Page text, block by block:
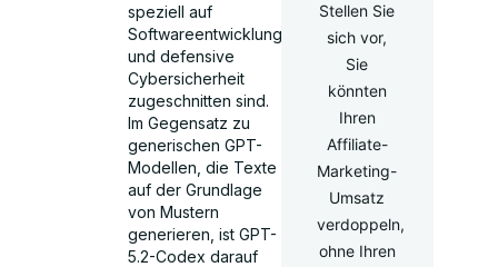
speziell auf
Softwareentwicklung
und defensive
Cybersicherheit
zugeschnitten sind.
Im Gegensatz zu
generischen GPT-
Modellen, die Texte
auf der Grundlage
von Mustern
generieren, ist GPT-
5.2-Codex darauf
Stellen Sie
sich vor,
Sie
könnten
Ihren
Affiliate-
Marketing-
Umsatz
verdoppeln,
ohne Ihren